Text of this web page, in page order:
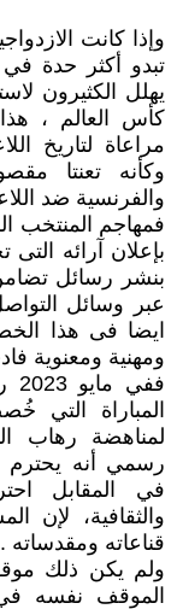
وإذا كانت
تبدو أكثر حدة
يهلل الكثيرون
كأس العالم ،
مراعاة لتاريخ
وكأنه تعنتا
والفرنسية ضد
فمهاجم المنتخب
بإعلان آرائه
بنشر رسائل
عبر وسائل
ايضا فى هذا
ومهنية ومعنوية
المباراة
لمناهضة رهاب
رسمي أنه يحترم
في المقابل
والثقافية، لإن
قناعاته ومقدساته .
ولم يكن ذلك
الموقف نفسه في